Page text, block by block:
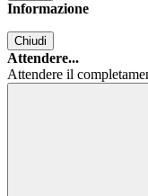
Informazione
Chiudi
Attendere...
Attendere il